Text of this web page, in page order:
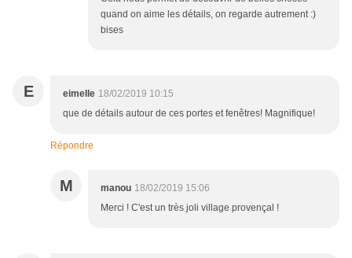
quand on aime les détails, on regarde autrement :)
bises
E eimelle 18/02/2019 10:15
que de détails autour de ces portes et fenêtres! Magnifique!
Répondre
M manou 18/02/2019 15:06
Merci ! C'est un très joli village provençal !